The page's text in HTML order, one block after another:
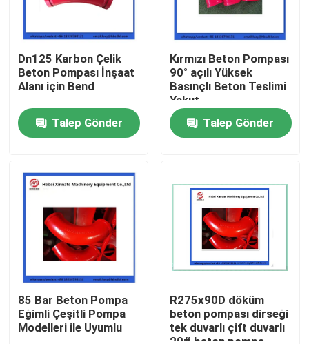
Ana sayfa
Ürünler
Dn125 Karbon Çelik
Beton Pompası İnşaat
Alanı için Bend
Talep Gönder
Kırmızı Beton Pompası
90° açılı Yüksek
Basınçlı Beton Teslimi
Yakut
Talep Gönder
85 Bar Beton Pompa
Eğimli Çeşitli Pompa
Modelleri ile Uyumlu
R275x90D döküm
beton pompası dirseği
tek duvarlı çift duvarlı